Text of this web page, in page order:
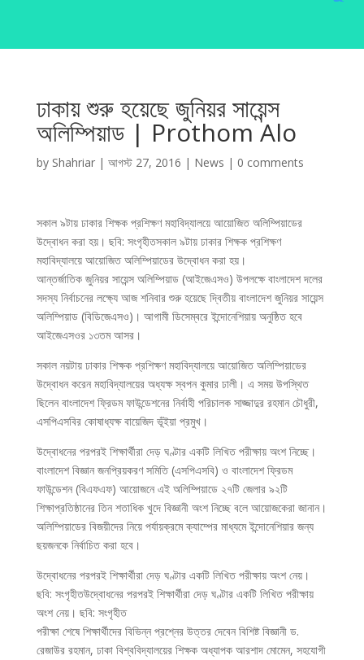
ঢাকায় শুরু হয়েছে জুনিয়র সায়েন্স
অলিম্পিয়াড | Prothom Alo
by Shahriar| আগস্ট 27, 2016 | News | 0 comments
সকাল ৯টায় ঢাকার শিক্ষক প্রশিক্ষণ মহাবিদ্যালয়ে আয়োজিত অলিম্পিয়াডের
উদ্বোধন করা হয়। ছবি: সংগৃহীতসকাল ৯টায় ঢাকার শিক্ষক প্রশিক্ষণ
মহাবিদ্যালয়ে আয়োজিত অলিম্পিয়াডের উদ্বোধন করা হয়।
আন্তর্জাতিক জুনিয়র সায়েন্স অলিম্পিয়াড (আইজেএসও) উপলক্ষে বাংলাদেশ দলের
সদস্য নির্বাচনের লক্ষ্যে আজ শনিবার শুরু হয়েছে দ্বিতীয় বাংলাদেশ জুনিয়র সায়েন্স
অলিম্পিয়াড (বিডিজেএসও)। আগামী ডিসেম্বরে ইন্দোনেশিয়ায় অনুষ্ঠিত হবে
আইজেএসওর ১৩তম আসর।
সকাল নয়টায় ঢাকার শিক্ষক প্রশিক্ষণ মহাবিদ্যালয়ে আয়োজিত অলিম্পিয়াডের
উদ্বোধন করেন মহাবিদ্যালয়ের অধ্যক্ষ স্বপন কুমার ঢালী। এ সময় উপস্থিত
ছিলেন বাংলাদেশ ফ্রিডম ফাউন্ডেশনের নির্বাহী পরিচালক সাজ্জাদুর রহমান চৌধুরী,
এসপিএসবির কোষাধ্যক্ষ বায়েজিদ ভূঁইয়া প্রমুখ।
উদ্বোধনের পরপরই শিক্ষার্থীরা দেড় ঘণ্টার একটি লিখিত পরীক্ষায় অংশ নিচ্ছে।
বাংলাদেশ বিজ্ঞান জনপ্রিয়করণ সমিতি (এসপিএসবি) ও বাংলাদেশ ফ্রিডম
ফাউন্ডেশন (বিএফএফ) আয়োজনে এই অলিম্পিয়াডে ২৭টি জেলার ৯২টি
শিক্ষাপ্রতিষ্ঠানের তিন শতাধিক খুদে বিজ্ঞানী অংশ নিচ্ছে বলে আয়োজকেরা জানান।
অলিম্পিয়াডের বিজয়ীদের নিয়ে পর্যায়ক্রমে ক্যাম্পের মাধ্যমে ইন্দোনেশিয়ার জন্য
ছয়জনকে নির্বাচিত করা হবে।
উদ্বোধনের পরপরই শিক্ষার্থীরা দেড় ঘণ্টার একটি লিখিত পরীক্ষায় অংশ নেয়।
ছবি: সংগৃহীতউদ্বোধনের পরপরই শিক্ষার্থীরা দেড় ঘণ্টার একটি লিখিত পরীক্ষায়
অংশ নেয়। ছবি: সংগৃহীত
পরীক্ষা শেষে শিক্ষার্থীদের বিভিন্ন প্রশ্নের উত্তর দেবেন বিশিষ্ট বিজ্ঞানী ড.
রেজাউর রহমান, ঢাকা বিশ্ববিদ্যালয়ের শিক্ষক অধ্যাপক আরশাদ মোমেন, সহযোগী